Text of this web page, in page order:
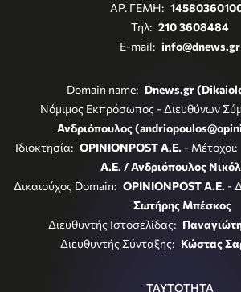
ΑΡ. ΓΕΜΗ:
Τηλ: 210 3608484
E-mail: info@dnews.gr
Domain name: Dnews.gr
Νόμιμος Εκπρόσωπος - Διευθύνων
Ανδριόπουλος
Ιδιοκτησία: OPINIONPOST A.E. - Μέτοχοι:
Α.Ε. / Ανδριόπουλος
Δικαιούχος Domain: OPINIONPOST A.E. -
Σωτήρης Μπέσκος
Διευθυντής Ιστοσελίδας:
Διευθυντής Σύνταξης: Κώστας
ΤΑΥΤΟΤΗΤΑ